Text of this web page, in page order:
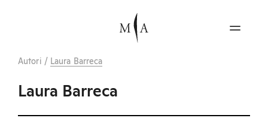
Autori / Laura Barreca
Laura Barreca